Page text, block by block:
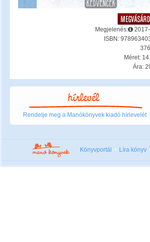
Megjelenés:
ISBN:
Méret:
Ára:
Rendelje meg a Manókönyvek kiadó hírlevelét
Könyvportál Líra könyv